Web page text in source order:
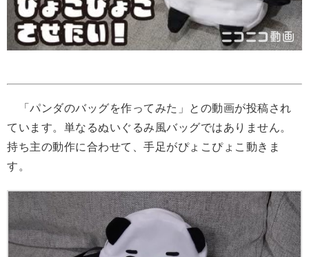
「パンダのバッグを作ってみた」との動画が投稿され
ています。単なるぬいぐるみ風バッグではありません。
持ち主の動作に合わせて、手足がぴょこぴょこ動きま
す。